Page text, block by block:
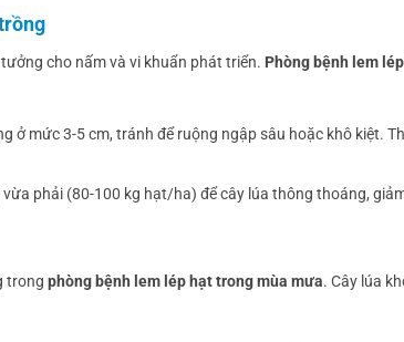
cho nấm và vi khuẩn phát triển. Phòng bệnh lem
ở mức 3-5 cm, tránh để ruộng ngập sâu hoặc khô kiệt.
vừa phải (80-100 kg hạt/ha) để cây lúa thông thoáng,
trong phòng bệnh lem lép hạt trong mùa mưa. Cây lúa